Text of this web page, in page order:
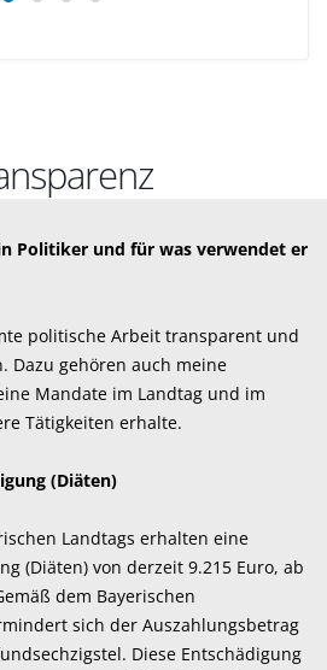
Politiker und für was verwendet er
politische Arbeit transparent und
Dazu gehören auch meine
Mandate im Landtag und im
Tätigkeiten erhalte.
(Diäten)
Landtags erhalten eine
(Diäten) von derzeit 9.215 Euro, ab
dem Bayerischen
sich der Auszahlungsbetrag
Diese Entschädigung